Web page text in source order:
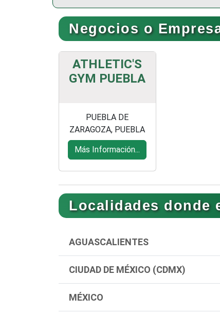
Negocios o
ATHLETIC'S
GYM PUEBLA
PUEBLA DE
ZARAGOZA, PUEBLA
Más Información...
Localidades donde
AGUASCALIENTES
CIUDAD DE MÉXICO (CDMX)
MÉXICO